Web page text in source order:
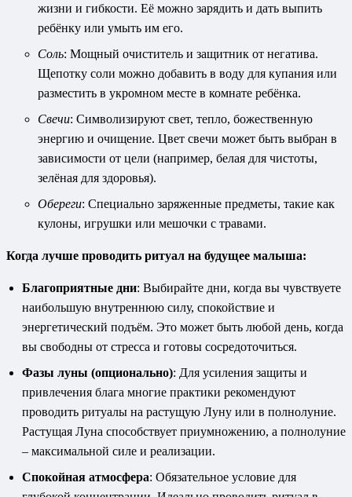
жизни и гибкости. Её можно зарядить и дать выпить
ребёнку или умыть им его.
Соль: Мощный очиститель и защитник от негатива.
Щепотку соли можно добавить в воду для купания или
разместить в укромном месте в комнате ребёнка.
Свечи: Символизируют свет, тепло, божественную
энергию и очищение. Цвет свечи может быть выбран в
зависимости от цели (например, белая для чистоты,
зелёная для здоровья).
Обереги: Специально заряженные предметы, такие как
кулоны, игрушки или мешочки с травами.
Когда лучше проводить ритуал на будущее малыша:
Благоприятные дни: Выбирайте дни, когда вы чувствуете
наибольшую внутреннюю силу, спокойствие и
энергетический подъём. Это может быть любой день, когда
вы свободны от стресса и готовы сосредоточиться.
Фазы луны (опционально): Для усиления защиты и
привлечения блага многие практики рекомендуют
проводить ритуалы на растущую Луну или в полнолуние.
Растущая Луна способствует приумножению, а полнолуние
– максимальной силе и реализации.
Спокойная атмосфера: Обязательное условие для